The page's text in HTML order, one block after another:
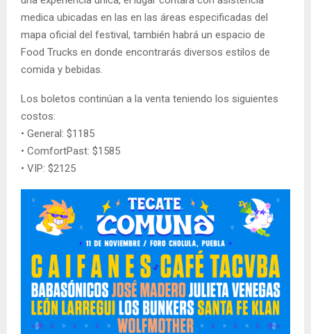
medica ubicadas en las en las áreas especificadas del
mapa oficial del festival, también habrá un espacio de
Food Trucks en donde encontrarás diversos estilos de
comida y bebidas.
Los boletos continúan a la venta teniendo los siguientes
costos:
• General: $1185
• ComfortPast: $1585
• VIP: $2125